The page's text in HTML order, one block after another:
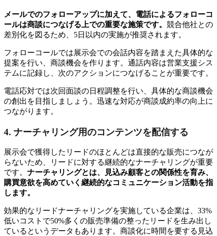
メールでのフォローアップに加えて、電話によるフォローコ
ールは商談につなげる上での重要な施策です。 競合他社との
差別化を図るため、5日以内の実施が推奨されます。
フォローコールでは展示会での会話内容を踏まえた具体的な
提案を行い、商談機会を作ります。通話内容は営業支援シス
テムに記録し、次のアクションにつなげることが重要です。
電話応対では次回面談の日程調整を行い、具体的な商談機会
の創出を目指しましょう。迅速な対応が商談成約率の向上に
つながります。
4. ナーチャリング用のコンテンツを配信する
展示会で獲得したリードのほとんどは直接的な販売につなが
らないため、リードに対する継続的なナーチャリングが重要
です。 ナーチャリングとは、見込み顧客との関係性を育み、
購買意欲を高めていく継続的なコミュニケーション活動を指
します。
効果的なリードナーチャリングを実施している企業は、33%
低いコストで50%多くの販売準備の整ったリードを生み出し
ているというデータもあります。商談化に時間を要する見込